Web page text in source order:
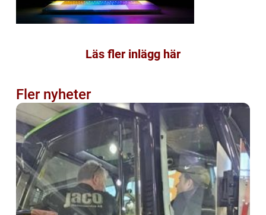
Läs fler inlägg här
Fler nyheter